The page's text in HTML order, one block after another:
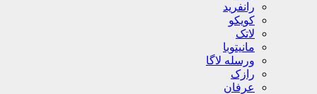
رانفرید
کویکو
لاتک
مانیتوبا
ورسله لاگا
رازک
عرفان